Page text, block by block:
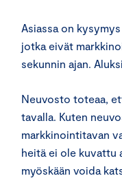
Asiassa on
jotka eivät
sekunnin ajan.
Neuvosto toteaa,
tavalla. Kuten
markkinointitavan
heitä ei ole kuvattu
myöskään voida